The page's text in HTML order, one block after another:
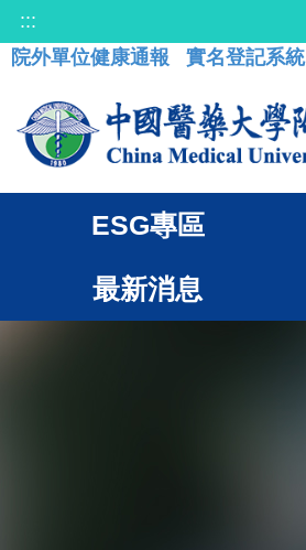
:::
院外單位健康通報
實名登記系統
ESG專區
最新消息